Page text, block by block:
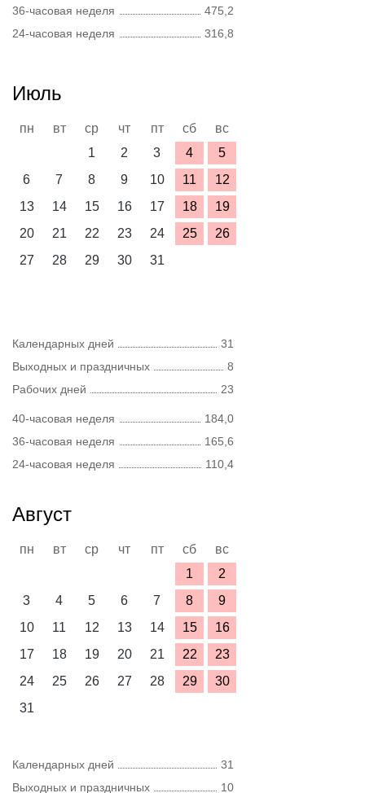
36-часовая неделя
475,2
24-часовая неделя
316,8
Июль
пн вт ср чт пт сб
вс
1
2 3 4
5
6
7 8 9 10 11
12
13
14 15 16 17 18
19
20
21 22 23 24 25
26
27
28 29 30 31
Календарных дней
31
Выходных и праздничных
8
Рабочих дней
23
40-часовая неделя
184,0
36-часовая неделя
165,6
24-часовая неделя
110,4
Август
пн вт ср чт пт сб
вс
1
2
3
4 5 6 7 8
9
10
11 12 13 14 15
16
17
18 19 20 21 22
23
24
25 26 27 28 29
30
31
Календарных дней
31
Выходных и праздничных
10